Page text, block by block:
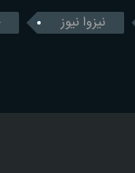
نیزوا نیوز